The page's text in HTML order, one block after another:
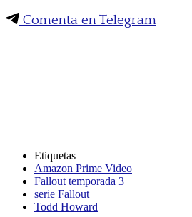
Comenta en Telegram
Etiquetas
Amazon Prime Video
Fallout temporada 3
serie Fallout
Todd Howard